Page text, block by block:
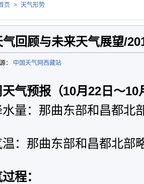
页 > 天气形势
气回顾与未来天气展望/
： 中国天气网西藏站
气预报（10月22日～10
量：那曲东部和昌都北
：那曲东部和昌都北部
程：